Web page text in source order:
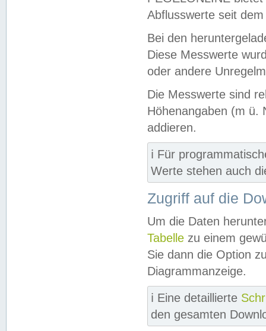
Abflusswerte seit
Bei den
Diese Messwerte
oder andere
Die Messwerte sind
Höhenangaben (m ü.
addieren.
ℹ️ Für
Werte stehen auch
Zugriff auf die
Um die Daten
Tabelle zu einem
Sie dann die Option
Diagrammanzeige.
ℹ️ Eine detaillierte
den gesamten